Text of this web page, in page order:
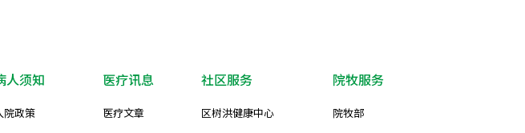
人须知
院政策
医疗讯息
医疗文章
社区服务
区树洪健康中心
院牧服务
院牧部